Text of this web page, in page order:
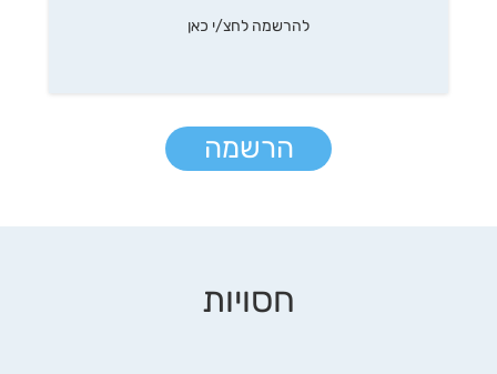
להרשמה לחצ/י כאן
הרשמה
חסויות